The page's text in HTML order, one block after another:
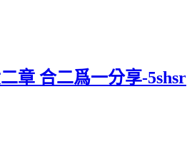
章 合二爲一分享-5shsr